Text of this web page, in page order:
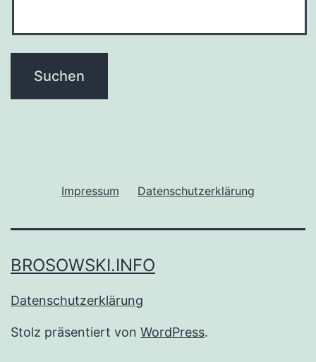
Impressum Datenschutzerklärung
BROSOWSKI.INFO
Datenschutzerklärung
Stolz präsentiert von WordPress.